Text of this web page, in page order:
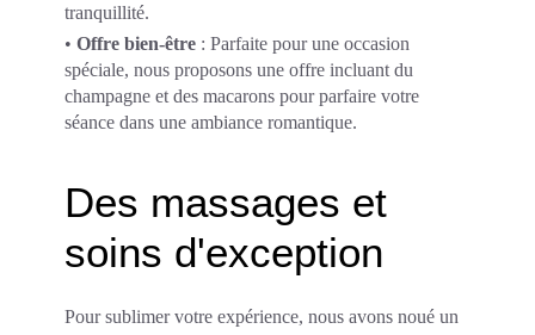
tranquillité.
• Offre bien-être : Parfaite pour une occasion
spéciale, nous proposons une offre incluant du
champagne et des macarons pour parfaire votre
séance dans une ambiance romantique.
Des massages et
soins d'exception
Pour sublimer votre expérience, nous avons noué un